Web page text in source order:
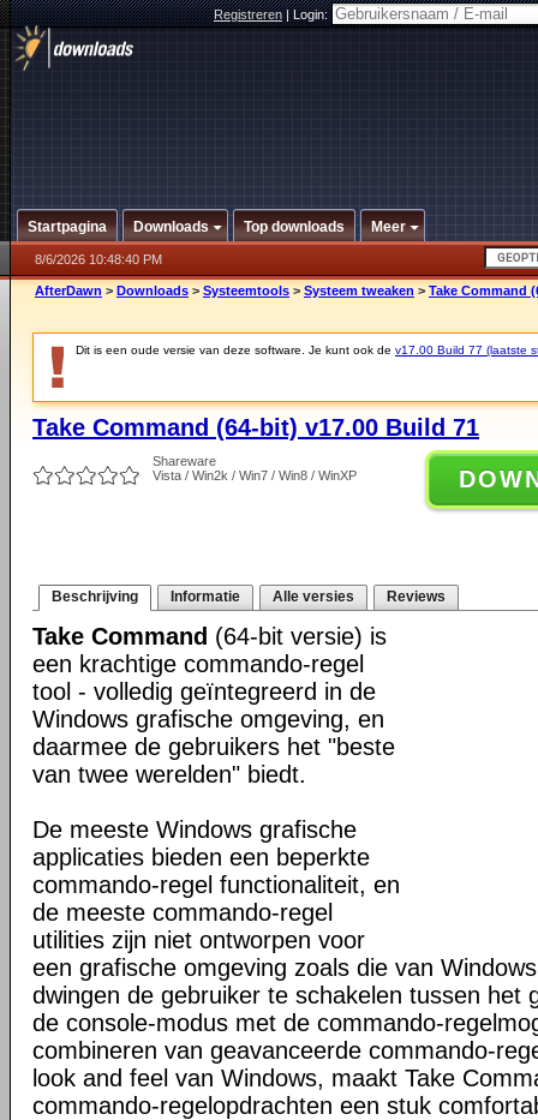
Registreren|Login:
Startpagina Downloads Top downloads Meer
8/6/2026 10:48:40 PM
AfterDawn > Downloads > Systeemtools > Systeem tweaken > Take Command
Dit is een oude versie van deze software. Je kunt ook de v17.00 Build 77 (laatste
Take Command (64-bit) v17.00 Build 71
Shareware
Vista / Win2k / Win7 / Win8 / WinXP
Beschrijving Informatie Alle versies Reviews
Take Command (64-bit versie) is
een krachtige commando-regel
tool - volledig geïntegreerd in de
Windows grafische omgeving, en
daarmee de gebruikers het "beste
van twee werelden" biedt.
De meeste Windows grafische
applicaties bieden een beperkte
commando-regel functionaliteit, en
de meeste commando-regel
utilities zijn niet ontworpen voor
een grafische omgeving zoals die van
dwingen de gebruiker te schakelen tussen het
de console-modus met de commando-
combineren van geavanceerde commando-
look and feel van Windows, maakt Take
commando-regelopdrachten een stuk